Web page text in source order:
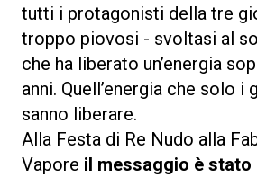
tutti i protagonisti della tre
troppo piovosi - svoltasi al
che ha liberato un’energia
anni. Quell’energia che solo i
sanno liberare.
Alla Festa di Re Nudo alla
Vapore il messaggio è stato